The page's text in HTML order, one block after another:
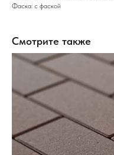
Фаска: с фаской
Смотрите также